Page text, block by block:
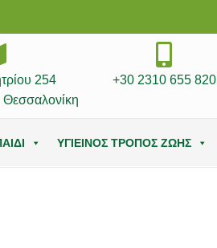
254
+30 2310 655 820
ΥΓΙΕΙΝΟΣ ΤΡΟΠΟΣ ΖΩΗΣ